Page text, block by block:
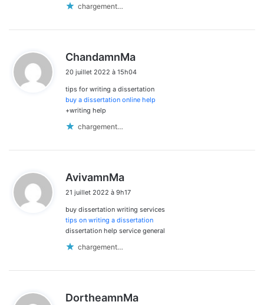
chargement…
ChandamnMa
t
:
20 juillet 2022 à 15h04
tips for writing a dissertation
buy a dissertation online help
+writing help
chargement…
AvivamnMa
t
:
21 juillet 2022 à 9h17
buy dissertation writing services
tips on writing a dissertation
dissertation help service general
chargement…
DortheamnMa